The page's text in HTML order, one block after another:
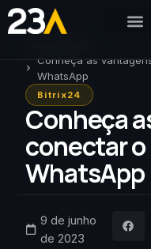
Conheça as
WhatsApp
Bitrix24
Conheça
conectar
WhatsApp
9 de junho
de 2023